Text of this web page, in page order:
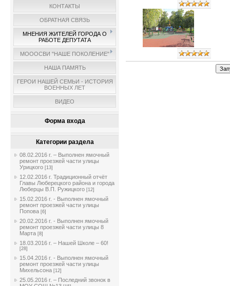
КОНТАКТЫ
ОБРАТНАЯ СВЯЗЬ
МНЕНИЯ ЖИТЕЛЕЙ ГОРОДА О
РАБОТЕ ДЕПУТАТА
МОООСВИ "НАШЕ ПОКОЛЕНИЕ"
НАША ПАМЯТЬ
ГЕРОИ НАШЕЙ СЕМЬИ - ИСТОРИЯ
ВОЕННЫХ ЛЕТ
ВИДЕО
Форма входа
Категории раздела
08.02.2016 г. – Выполнен ямочный
ремонт проезжей части улицы
Урицкого [13]
12.02.2016 г. Традиционный отчёт
Главы Люберецкого района и города
Люберцы В.П. Ружицкого [12]
15.02.2016 г. - Выполнен ямочный
ремонт проезжей части улицы
Попова [6]
20.02.2016 г. - Выполнен ямочный
ремонт проезжей части улицы 8
Марта [8]
18.03.2016 г. – Нашей Школе – 60!
[28]
15.04.2016 г. - Выполнен ямочный
ремонт проезжей части улицы
Михельсона [12]
25.05.2016 г. – Последний звонок в